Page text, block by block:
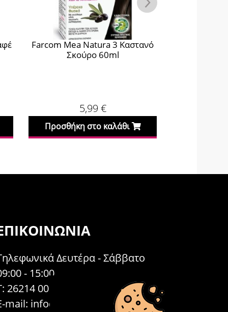
3 Καστανό
καλάθι
Farcom Mea Natura 7.1 Ξανθό
Προσθήκη στο καλάθι
Δευτέρα - Σάββατο
- 15:00
26214 00104
mail: info@acosmetics.gr